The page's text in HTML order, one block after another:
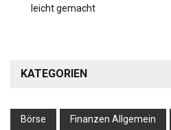
leicht gemacht
KATEGORIEN
Börse Finanzen Allgemein